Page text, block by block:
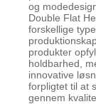
og
Double Flat
forskellige
produkter
holdbarhed,
innovative
forpligtet til at
gennem